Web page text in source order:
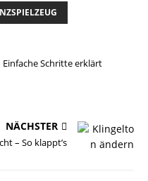
Schritte erklärt
NÄCHSTER
– So klappt’s